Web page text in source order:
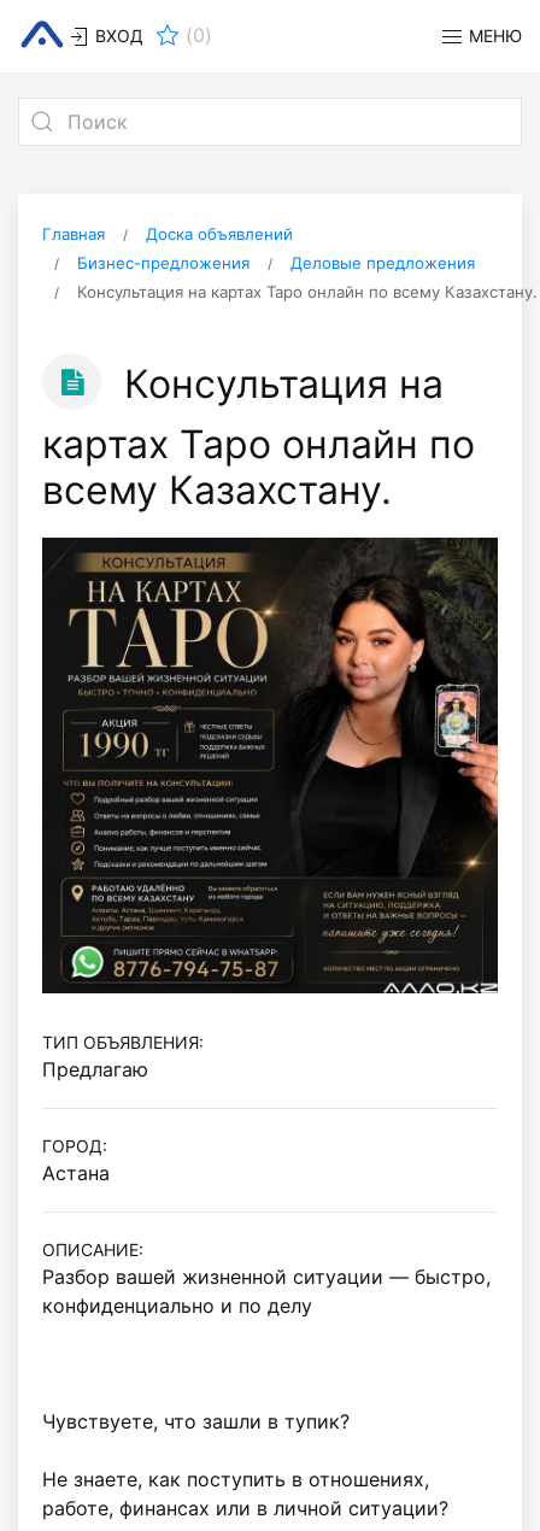
ВХОД (0) МЕНЮ
Главная
Доска объявлений
Бизнес-предложения
Деловые предложения
Консультация на картах Таро онлайн по всему Казахстану.
Консультация на
картах Таро онлайн по
всему Казахстану.
ТИП ОБЪЯВЛЕНИЯ:
Предлагаю
ГОРОД:
Астана
ОПИСАНИЕ:
Разбор вашей жизненной ситуации — быстро,
конфиденциально и по делу
Чувствуете, что зашли в тупик?
Не знаете, как поступить в отношениях,
работе, финансах или в личной ситуации?